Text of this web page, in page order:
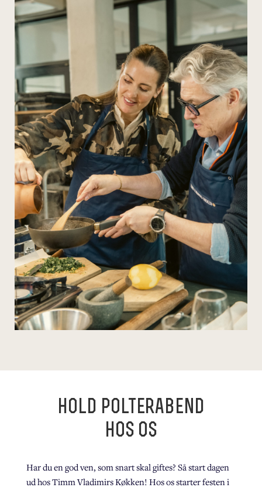
privat madkursus
mad, nærvær
og fællesskab
hold polterabend
hos os
Har du en god ven, som snart skal giftes? Så start dagen
ud hos Timm Vladimirs Køkken! Hos os starter festen i